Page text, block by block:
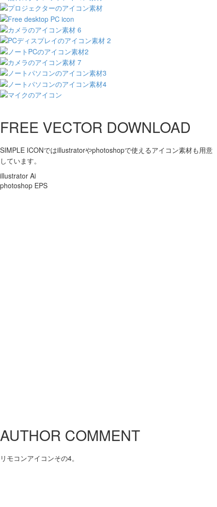
FREE VECTOR DOWNLOAD
SIMPLE ICONではillustratorやphotoshopで使えるアイコン素材も用意
しています。
illustrator Ai
photoshop EPS
AUTHOR COMMENT
リモコンアイコンその4。